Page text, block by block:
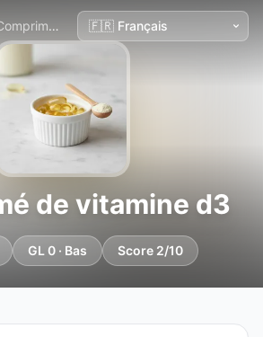
de vitamine d3
de vitamine d3
GL 0 · Bas Score 2/10